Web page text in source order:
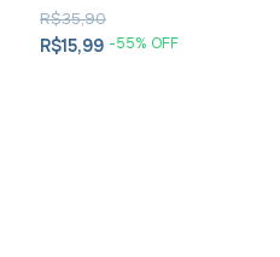
R$15,99 -55% OFF
R$35,90